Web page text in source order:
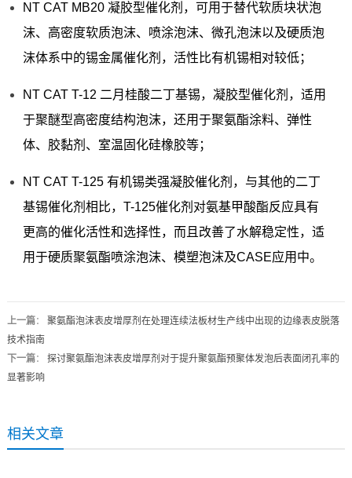
NT CAT MB20 凝胶型催化剂，可用于替代软质块状泡
沫、高密度软质泡沫、喷涂泡沫、微孔泡沫以及硬质泡
沫体系中的锡金属催化剂，活性比有机锡相对较低；
NT CAT T-12 二月桂酸二丁基锡，凝胶型催化剂，适用
于聚醚型高密度结构泡沫，还用于聚氨酯涂料、弹性
体、胶黏剂、室温固化硅橡胶等；
NT CAT T-125 有机锡类强凝胶催化剂，与其他的二丁
基锡催化剂相比，T-125催化剂对氨基甲酸酯反应具有
更高的催化活性和选择性，而且改善了水解稳定性，适
用于硬质聚氨酯喷涂泡沫、模塑泡沫及CASE应用中。
上一篇： 聚氨酯泡沫表皮增厚剂在处理连续法板材生产线中出现的边缘表皮脱落
技术指南
下一篇： 探讨聚氨酯泡沫表皮增厚剂对于提升聚氨酯预聚体发泡后表面闭孔率的
显著影响
相关文章